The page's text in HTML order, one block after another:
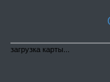
загрузка карты...